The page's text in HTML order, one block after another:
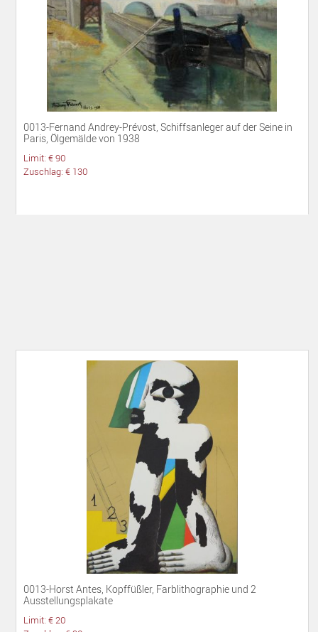
0013-Fernand Andrey-Prévost, Schiffsanleger auf der Seine in
Paris, Ölgemälde von 1938
Limit: € 90
Zuschlag: € 130
0013-Horst Antes, Kopffüßler, Farblithographie und 2
Ausstellungsplakate
Limit: € 20